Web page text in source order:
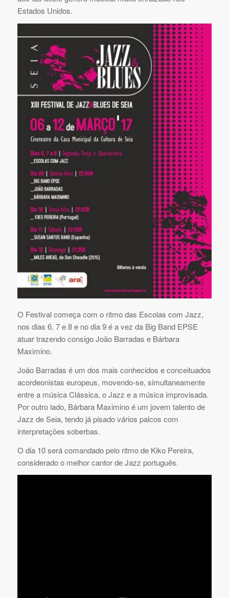
Estados Unidos.
O Festival começa com o ritmo das Escolas com Jazz,
nos dias 6, 7 e 8 e no dia 9 é a vez da Big Band EPSE
atuar trazendo consigo João Barradas e Bárbara
Maximino.
João Barradas é um dos mais conhecidos e conceituados
acordeonistas europeus, movendo-se, simultaneamente
entre a música Clássica, o Jazz e a música improvisada.
Por outro lado, Bárbara Maximino é um jovem talento de
Jazz de Seia, tendo já pisado vários palcos com
interpretações soberbas.
O dia 10 será comandado pelo ritmo de Kiko Pereira,
considerado o melhor cantor de Jazz português.